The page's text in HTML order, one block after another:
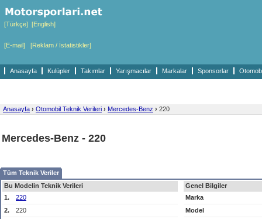
[Türkçe] [English]
[E-mail] [Reklam / İstatistikler]
Anasayfa Kulüpler Takımlar Yarışmacılar Markalar Sponsorlar
Anasayfa › Otomobil Teknik Verileri › Mercedes-Benz › 220
Mercedes-Benz - 220
Tüm Teknik Veriler
Bu Modelin Teknik Verileri
1.
220
2.
220
Genel Bilgiler
Marka
Model